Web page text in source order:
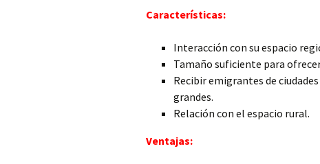
Características:
Interacción con su espacio
Tamaño suficiente para
Recibir emigrantes de
grandes.
Relación con el espacio rural.
Ventajas: